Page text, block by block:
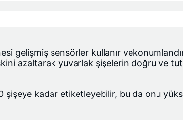
gelişmiş sensörler kullanır ve
azaltarak yuvarlak şişelerin doğru ve
şişeye kadar etiketleyebilir, bu da onu